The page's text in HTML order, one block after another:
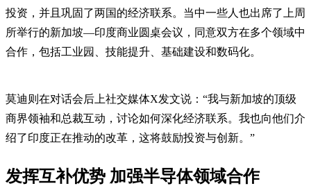
投资，并且巩固了两国的经济联系。当中一些人也出席了上周
所举行的新加坡—印度商业圆桌会议，同意双方在多个领域中
合作，包括工业园、技能提升、基础建设和数码化。
莫迪则在对话会后上社交媒体X发文说：“我与新加坡的顶级
商界领袖和总裁互动，讨论如何深化经济联系。我也向他们介
绍了印度正在推动的改革，这将鼓励投资与创新。”
发挥互补优势 加强半导体领域合作